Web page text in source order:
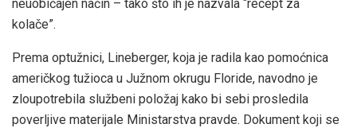
neuobičajen način – tako što ih je nazvala “recept za
kolače”.
Prema optužnici, Lineberger, koja je radila kao pomoćnica
američkog tužioca u Južnom okrugu Floride, navodno je
zloupotrebila službeni položaj kako bi sebi prosledila
poverljive materijale Ministarstva pravde. Dokument koji se